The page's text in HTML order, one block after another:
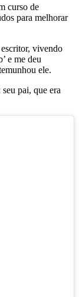
curso de
para melhorar
vivendo
e me deu
ele.
pai, que era